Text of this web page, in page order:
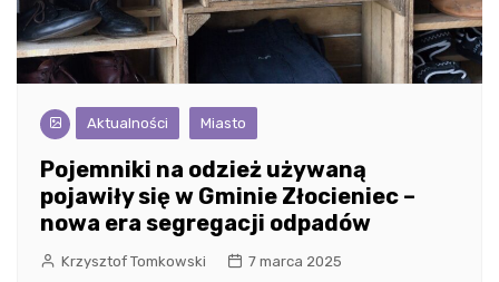
Aktualności Miasto
Pojemniki na odzież używaną
pojawiły się w Gminie Złocieniec –
nowa era segregacji odpadów
Krzysztof Tomkowski 7 marca 2025